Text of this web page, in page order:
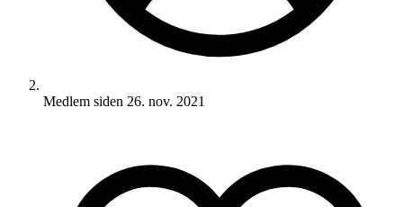
Medlem siden 26. nov. 2021